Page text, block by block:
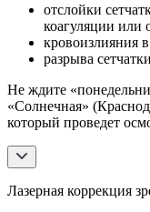
отслойки
коагуляции или
кровоизлияния
разрыва
Не ждите
«Солнечная»
который проведет
Лазерная коррекция